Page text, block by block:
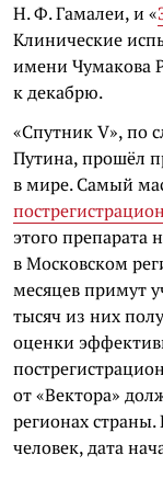
Н. Ф. Гамалеи, и «
Клинические
имени Чумакова
к декабрю.
«Спутник V», по
Путина, прошёл
в мире. Самый
этого препарата
в Московском
месяцев примут
тысяч из них
оценки
от «Вектора»
регионах
человек, дата